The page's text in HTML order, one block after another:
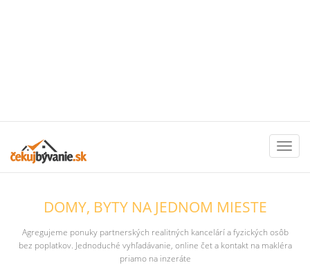
DOMY, BYTY NA JEDNOM MIESTE
Agregujeme ponuky partnerských realitných kancelárí a fyzických osôb
bez poplatkov. Jednoduché vyhľadávanie, online čet a kontakt na makléra
priamo na inzeráte